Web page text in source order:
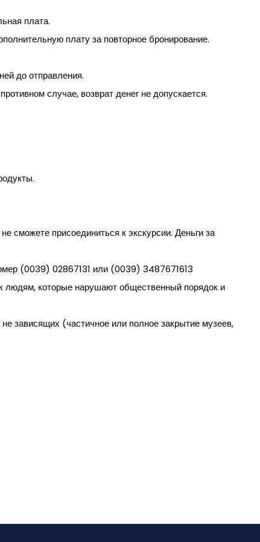
плата.
плату за повторное бронирование.
до отправления.
случае, возврат денег не допускается.
сможете присоединиться к экскурсии. Деньги за
(0039) 02867131 или (0039) 3487671613
людям, которые нарушают общественный порядок и
зависящих (частичное или полное закрытие музеев,